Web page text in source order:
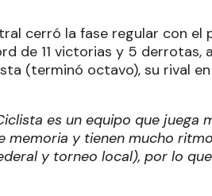
cerró la fase regular con el
de 11 victorias y 5 derrotas,
(terminó octavo), su rival
es un equipo que juega
memoria y tienen mucho
y torneo local), por lo